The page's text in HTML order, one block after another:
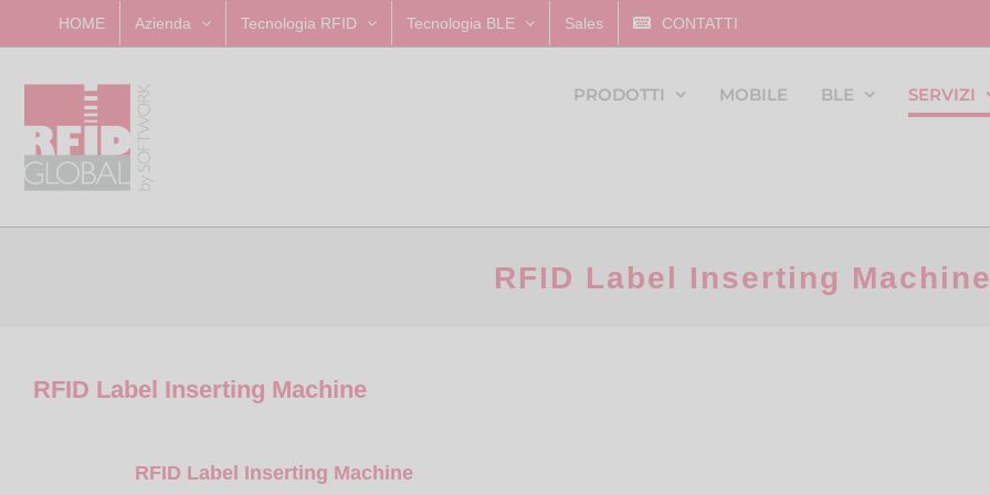
HOME Azienda Tecnologia RFID Tecnologia BLE Sales CONTATTI
PRODOTTI MOBILE BLE SERVIZI
RFID Label Inserting Machine
RFID Label Inserting Machine
RFID Label Inserting Machine